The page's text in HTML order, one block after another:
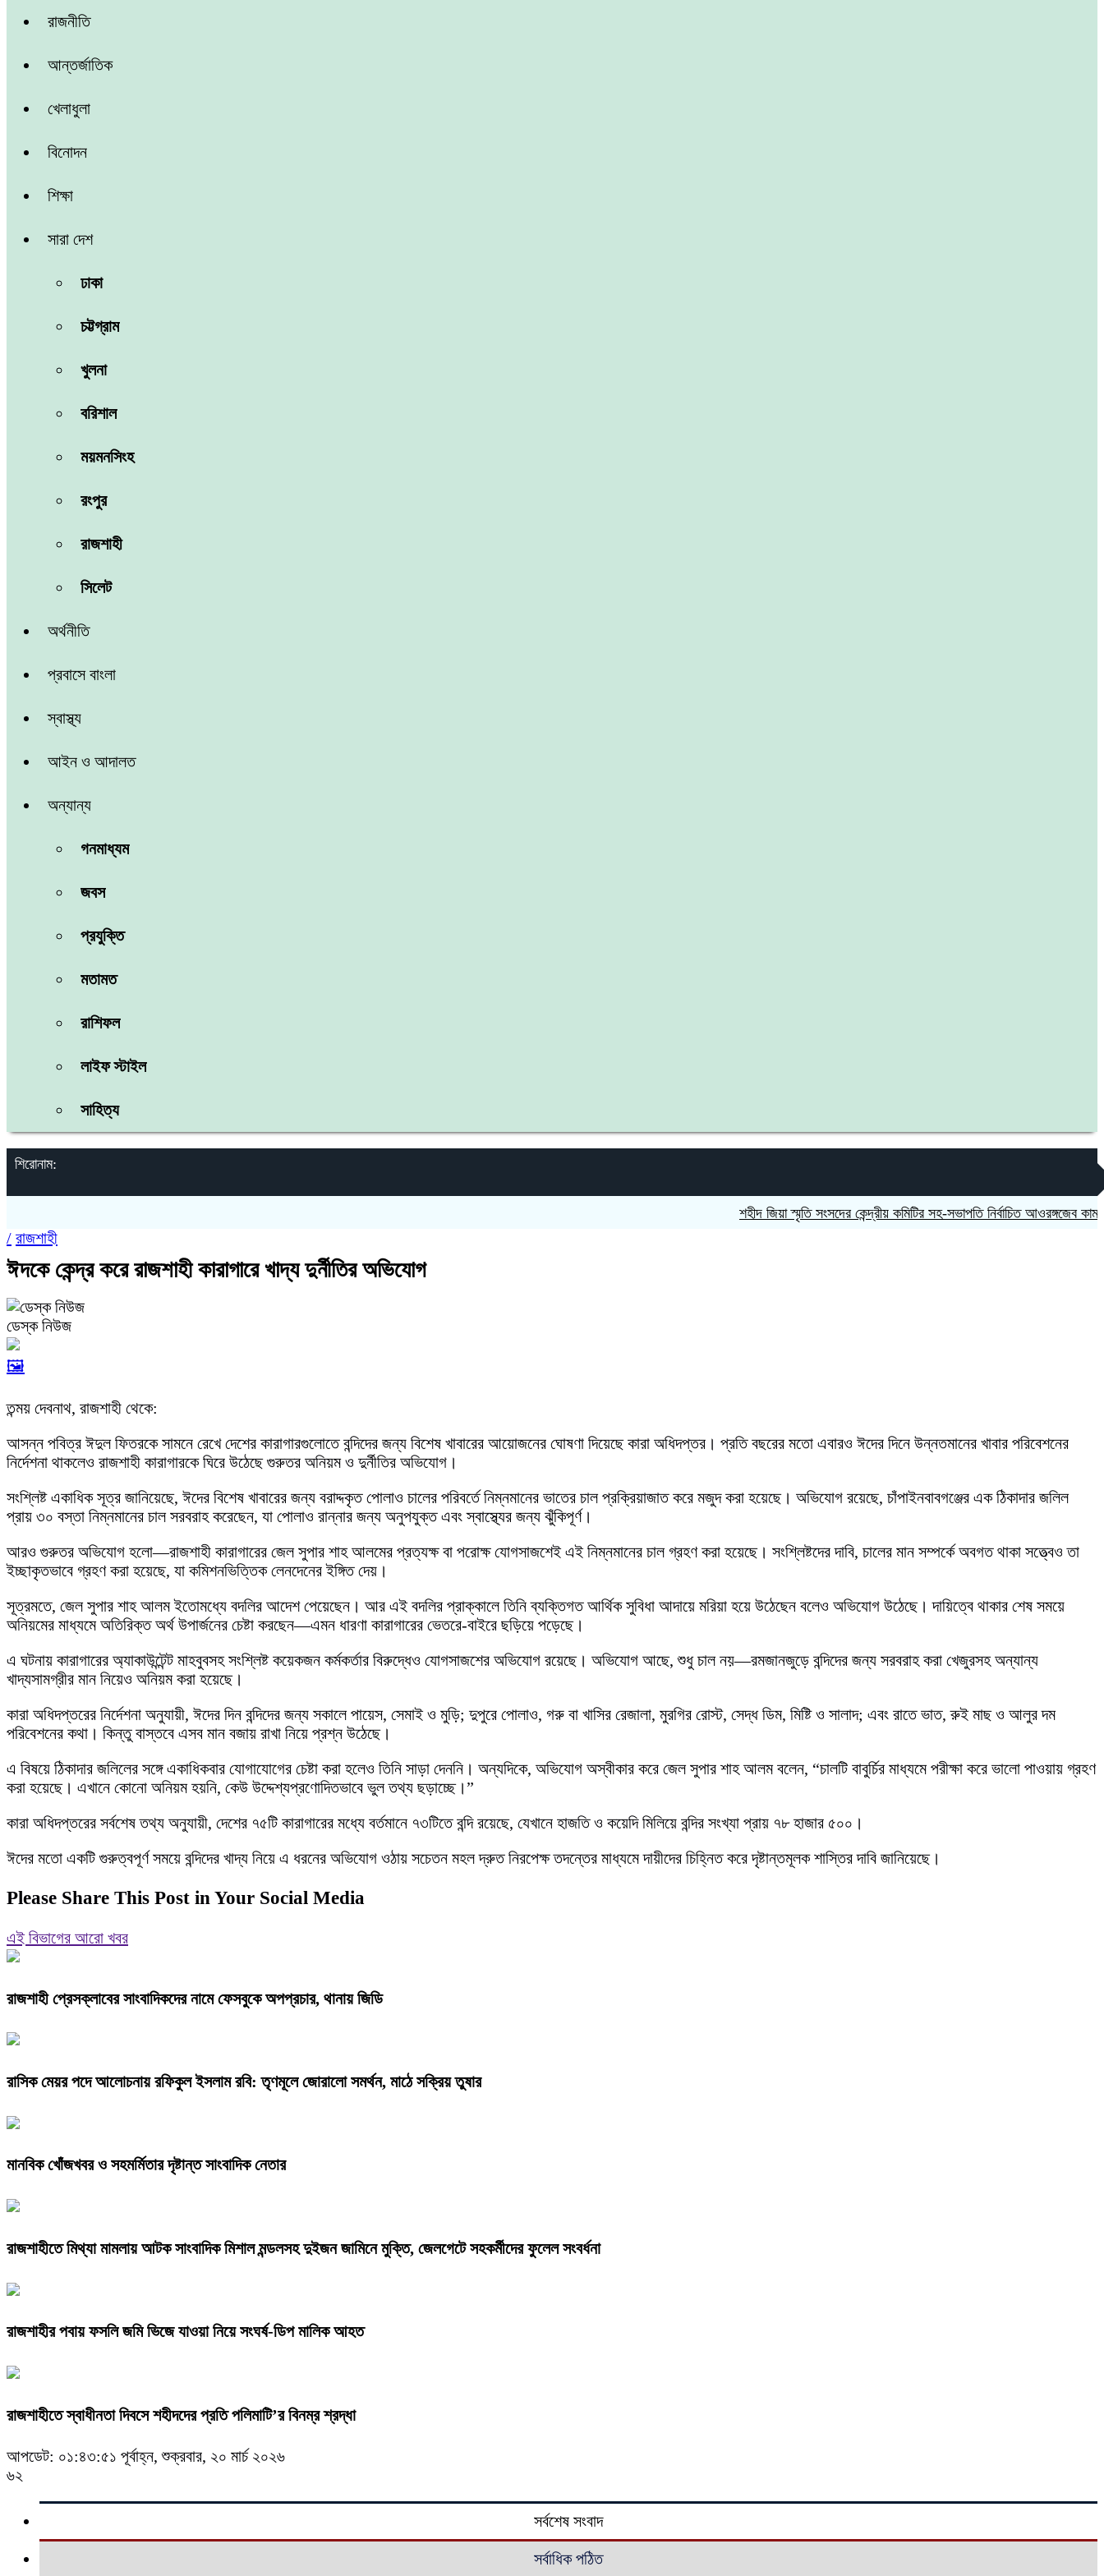
রাজনীতি
আন্তর্জাতিক
খেলাধুলা
বিনোদন
শিক্ষা
সারা দেশ
ঢাকা
চট্টগ্রাম
খুলনা
বরিশাল
ময়মনসিংহ
রংপুর
রাজশাহী
সিলেট
অর্থনীতি
প্রবাসে বাংলা
স্বাস্থ্য
আইন ও আদালত
অন্যান্য
গনমাধ্যম
জবস
প্রযুক্তি
মতামত
রাশিফল
লাইফ স্টাইল
সাহিত্য
শিরোনাম:
শহীদ জিয়া স্মৃতি সংসদের কেন্দ্রীয় কমিটির সহ-সভাপতি নির্বাচিত আওরঙ্গজেব কামাল
/ রাজশাহী
ঈদকে কেন্দ্র করে রাজশাহী কারাগারে খাদ্য দুর্নীতির অভিযোগ
ডেস্ক নিউজ
🖼️
তন্ময় দেবনাথ, রাজশাহী থেকে:
আসন্ন পবিত্র ঈদুল ফিতরকে সামনে রেখে দেশের কারাগারগুলোতে বন্দিদের জন্য বিশেষ খাবারের আয়োজনের ঘোষণা দিয়েছে কারা অধিদপ্তর। প্রতি বছরের মতো এবারও ঈদের দিনে উন্নতমানের খাবার পরিবেশনের
নির্দেশনা থাকলেও রাজশাহী কারাগারকে ঘিরে উঠেছে গুরুতর অনিয়ম ও দুর্নীতির অভিযোগ।
সংশ্লিষ্ট একাধিক সূত্র জানিয়েছে, ঈদের বিশেষ খাবারের জন্য বরাদ্দকৃত পোলাও চালের পরিবর্তে নিম্নমানের ভাতের চাল প্রক্রিয়াজাত করে মজুদ করা হয়েছে। অভিযোগ রয়েছে, চাঁপাইনবাবগঞ্জের এক ঠিকাদার জলিল
প্রায় ৩০ বস্তা নিম্নমানের চাল সরবরাহ করেছেন, যা পোলাও রান্নার জন্য অনুপযুক্ত এবং স্বাস্থ্যের জন্য ঝুঁকিপূর্ণ।
আরও গুরুতর অভিযোগ হলো—রাজশাহী কারাগারের জেল সুপার শাহ আলমের প্রত্যক্ষ বা পরোক্ষ যোগসাজশেই এই নিম্নমানের চাল গ্রহণ করা হয়েছে। সংশ্লিষ্টদের দাবি, চালের মান সম্পর্কে অবগত থাকা সত্ত্বেও তা
ইচ্ছাকৃতভাবে গ্রহণ করা হয়েছে, যা কমিশনভিত্তিক লেনদেনের ইঙ্গিত দেয়।
সূত্রমতে, জেল সুপার শাহ আলম ইতোমধ্যে বদলির আদেশ পেয়েছেন। আর এই বদলির প্রাক্কালে তিনি ব্যক্তিগত আর্থিক সুবিধা আদায়ে মরিয়া হয়ে উঠেছেন বলেও অভিযোগ উঠেছে। দায়িত্বে থাকার শেষ সময়ে
অনিয়মের মাধ্যমে অতিরিক্ত অর্থ উপার্জনের চেষ্টা করছেন—এমন ধারণা কারাগারের ভেতরে-বাইরে ছড়িয়ে পড়েছে।
এ ঘটনায় কারাগারের অ্যাকাউন্টেন্ট মাহবুবসহ সংশ্লিষ্ট কয়েকজন কর্মকর্তার বিরুদ্ধেও যোগসাজশের অভিযোগ রয়েছে। অভিযোগ আছে, শুধু চাল নয়—রমজানজুড়ে বন্দিদের জন্য সরবরাহ করা খেজুরসহ অন্যান্য
খাদ্যসামগ্রীর মান নিয়েও অনিয়ম করা হয়েছে।
কারা অধিদপ্তরের নির্দেশনা অনুযায়ী, ঈদের দিন বন্দিদের জন্য সকালে পায়েস, সেমাই ও মুড়ি; দুপুরে পোলাও, গরু বা খাসির রেজালা, মুরগির রোস্ট, সেদ্ধ ডিম, মিষ্টি ও সালাদ; এবং রাতে ভাত, রুই মাছ ও আলুর দম
পরিবেশনের কথা। কিন্তু বাস্তবে এসব মান বজায় রাখা নিয়ে প্রশ্ন উঠেছে।
এ বিষয়ে ঠিকাদার জলিলের সঙ্গে একাধিকবার যোগাযোগের চেষ্টা করা হলেও তিনি সাড়া দেননি। অন্যদিকে, অভিযোগ অস্বীকার করে জেল সুপার শাহ আলম বলেন, “চালটি বাবুর্চির মাধ্যমে পরীক্ষা করে ভালো পাওয়ায় গ্রহণ
করা হয়েছে। এখানে কোনো অনিয়ম হয়নি, কেউ উদ্দেশ্যপ্রণোদিতভাবে ভুল তথ্য ছড়াচ্ছে।”
কারা অধিদপ্তরের সর্বশেষ তথ্য অনুযায়ী, দেশের ৭৫টি কারাগারের মধ্যে বর্তমানে ৭৩টিতে বন্দি রয়েছে, যেখানে হাজতি ও কয়েদি মিলিয়ে বন্দির সংখ্যা প্রায় ৭৮ হাজার ৫০০।
ঈদের মতো একটি গুরুত্বপূর্ণ সময়ে বন্দিদের খাদ্য নিয়ে এ ধরনের অভিযোগ ওঠায় সচেতন মহল দ্রুত নিরপেক্ষ তদন্তের মাধ্যমে দায়ীদের চিহ্নিত করে দৃষ্টান্তমূলক শাস্তির দাবি জানিয়েছে।
Please Share This Post in Your Social Media
এই বিভাগের আরো খবর
রাজশাহী প্রেসক্লাবের সাংবাদিকদের নামে ফেসবুকে অপপ্রচার, থানায় জিডি
রাসিক মেয়র পদে আলোচনায় রফিকুল ইসলাম রবি: তৃণমূলে জোরালো সমর্থন, মাঠে সক্রিয় তুষার
মানবিক খোঁজখবর ও সহমর্মিতার দৃষ্টান্ত সাংবাদিক নেতার
রাজশাহীতে মিথ্যা মামলায় আটক সাংবাদিক মিশাল মন্ডলসহ দুইজন জামিনে মুক্তি, জেলগেটে সহকর্মীদের ফুলেল সংবর্ধনা
রাজশাহীর পবায় ফসলি জমি ভিজে যাওয়া নিয়ে সংঘর্ষ-ডিপ মালিক আহত
রাজশাহীতে স্বাধীনতা দিবসে শহীদদের প্রতি পলিমাটি’র বিনম্র শ্রদ্ধা
আপডেট: ০১:৪৩:৫১ পূর্বাহ্ন, শুক্রবার, ২০ মার্চ ২০২৬
৬২
সর্বশেষ সংবাদ
সর্বাধিক পঠিত